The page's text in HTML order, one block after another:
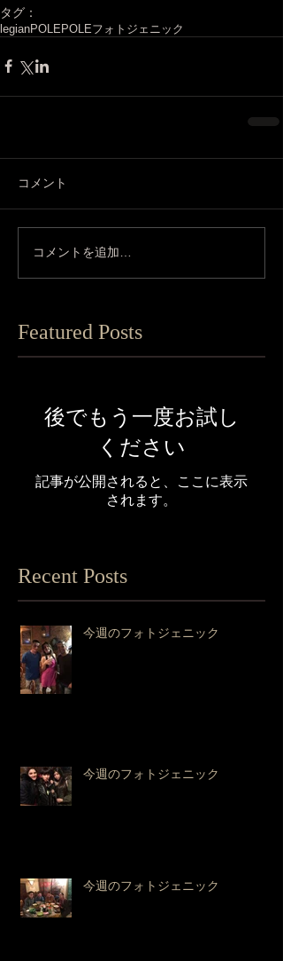
タグ：
legianPOLEPOLEフォトジェニック
コメント
コメントを追加…
Featured Posts
後でもう一度お試し
ください
記事が公開されると、ここに表示
されます。
Recent Posts
今週のフォトジェニック
今週のフォトジェニック
今週のフォトジェニック